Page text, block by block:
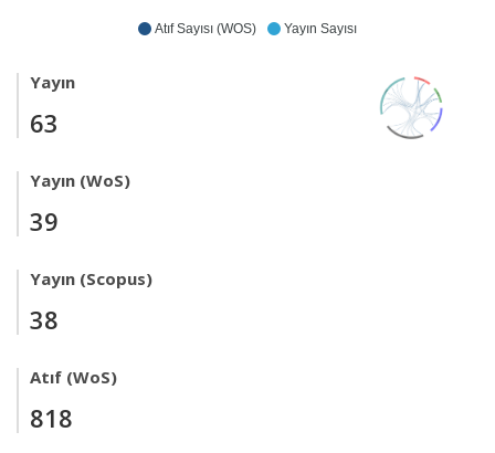
Atıf Sayısı (WOS) Yayın Sayısı
Yayın
63
Yayın (WoS)
39
Yayın (Scopus)
38
Atıf (WoS)
818